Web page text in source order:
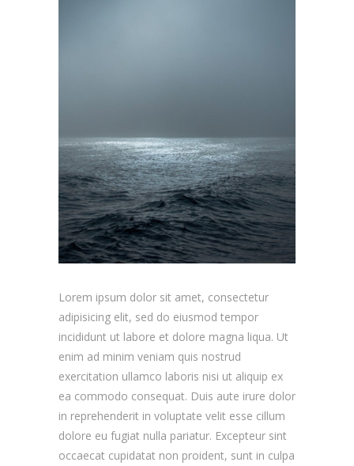
Lorem ipsum dolor sit amet, consectetur
adipisicing elit, sed do eiusmod tempor
incididunt ut labore et dolore magna liqua. Ut
enim ad minim veniam quis nostrud
exercitation ullamco laboris nisi ut aliquip ex
ea commodo consequat. Duis aute irure dolor
in reprehenderit in voluptate velit esse cillum
dolore eu fugiat nulla pariatur. Excepteur sint
occaecat cupidatat non proident, sunt in culpa